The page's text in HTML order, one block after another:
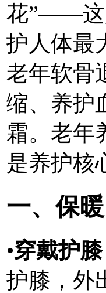
花”——这
护人体最
老年软骨
缩、养护
霜。老年
是养护核
一、保
•穿戴护膝
护膝，外